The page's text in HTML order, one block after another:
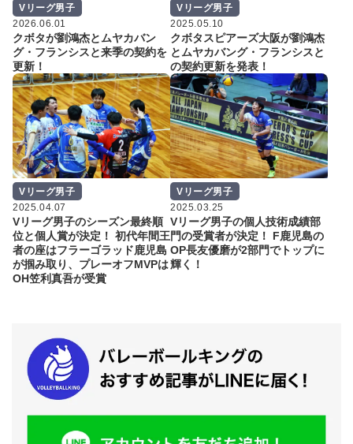
Vリーグ男子
2026.06.01
クボタが劉鴻杰とムヤカバン
グ・フランシスと来季の契約を
更新！
Vリーグ男子
2025.05.10
クボタスピアーズ大阪が劉鴻杰
とムヤカバング・フランシスと
の契約更新を発表！
Vリーグ男子
2025.04.07
Vリーグ男子のシーズン最終順
位と個人賞が決定！ 初代年間王
者の座はフラーゴラッド鹿児島
が掴み取り、プレーオフMVPは
OH笠利真吾が受賞
Vリーグ男子
2025.03.25
Vリーグ男子の個人技術成績部
門の受賞者が決定！ F鹿児島の
OP長友優磨が2部門でトップに
輝く！